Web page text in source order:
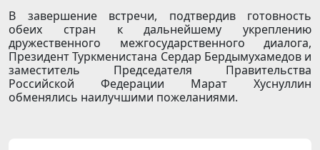
В завершение встречи, подтвердив готовность
обеих стран к дальнейшему укреплению
дружественного межгосударственного диалога,
Президент Туркменистана Сердар Бердымухамедов и
заместитель Председателя Правительства
Российской Федерации Марат Хуснуллин
обменялись наилучшими пожеланиями.